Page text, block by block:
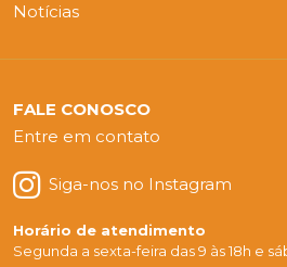
Notícias
FALE CONOSCO
Entre em contato
Siga-nos no Instagram
Horário de atendimento
Segunda a sexta-feira das 9 às 18h e